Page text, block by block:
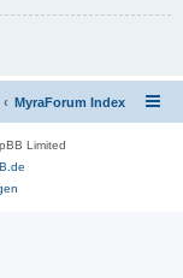
MyraForum Index
Limited